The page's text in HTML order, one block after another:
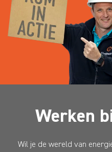
Werken
Wil je de wereld van